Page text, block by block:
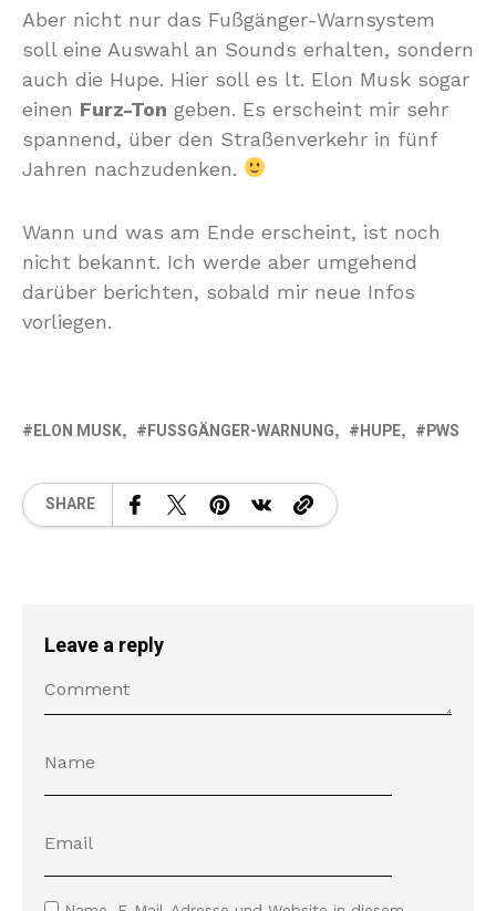
Aber nicht nur das Fußgänger-Warnsystem
soll eine Auswahl an Sounds erhalten, sondern
auch die Hupe. Hier soll es lt. Elon Musk sogar
einen Furz-Ton geben. Es erscheint mir sehr
spannend, über den Straßenverkehr in fünf
Jahren nachzudenken.
Wann und was am Ende erscheint, ist noch
nicht bekannt. Ich werde aber umgehend
darüber berichten, sobald mir neue Infos
vorliegen.
ELON MUSK FUSSGÄNGER-WARNUNG HUPE PWS
SHARE
Leave a reply